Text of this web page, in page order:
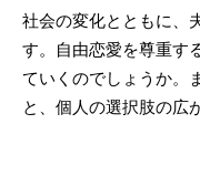
社会の変化とともに、
す。自由恋愛を尊重す
ていくのでしょうか。
と、個人の選択肢の広